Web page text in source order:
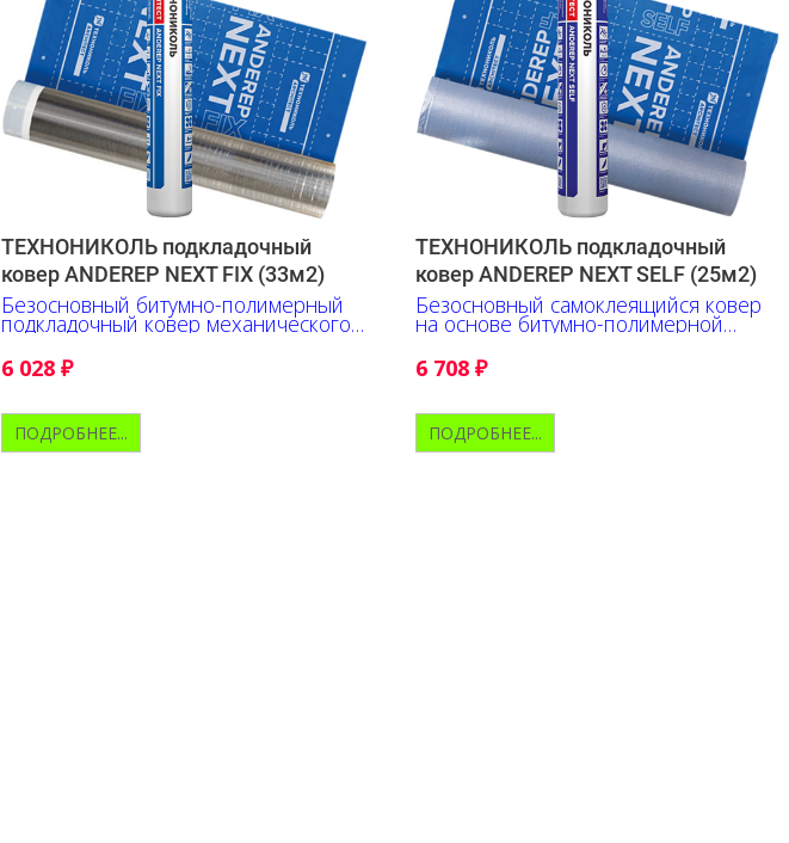
ТЕХНОНИКОЛЬ подкладочный
ковер ANDEREP NEXT FIX (33м2)
Безосновный битумно-полимерный
подкладочный ковер механического
крепления
6 028₽
ПОДРОБНЕЕ...
ТЕХНОНИКОЛЬ подкладочный
ковер ANDEREP NEXT SELF (25м2)
Безосновный самоклеящийся ковер
на основе битумно-полимерной
6 708₽
ПОДРОБНЕЕ...